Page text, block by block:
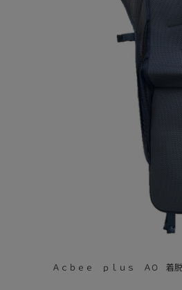
Ａｃｂｅｅ ｐｌｕｓ ＡO 着脱